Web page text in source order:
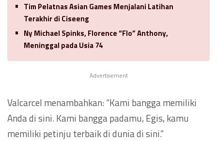
Tim Pelatnas Asian Games Menjalani Latihan
Terakhir di Ciseeng
Ny Michael Spinks, Florence “Flo” Anthony,
Meninggal pada Usia 74
Advertisement
Valcarcel menambahkan: “Kami bangga memiliki
Anda di sini. Kami bangga padamu, Egis, kamu
memiliki petinju terbaik di dunia di sini.”